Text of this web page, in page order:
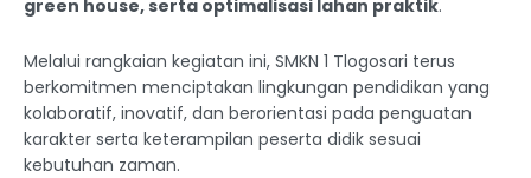
green house, serta optimalisasi lahan praktik.
Melalui rangkaian kegiatan ini, SMKN 1 Tlogosari terus
berkomitmen menciptakan lingkungan pendidikan yang
kolaboratif, inovatif, dan berorientasi pada penguatan
karakter serta keterampilan peserta didik sesuai
kebutuhan zaman.